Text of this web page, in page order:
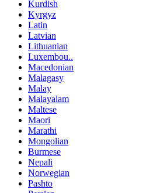
Kurdish
Kyrgyz
Latin
Latvian
Lithuanian
Luxembou..
Macedonian
Malagasy
Malay
Malayalam
Maltese
Maori
Marathi
Mongolian
Burmese
Nepali
Norwegian
Pashto